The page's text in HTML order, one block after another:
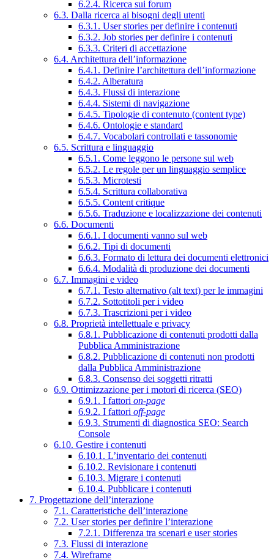
6.2.4. Ricerca sui forum
6.3. Dalla ricerca ai bisogni degli utenti
6.3.1. User stories per definire i contenuti
6.3.2. Job stories per definire i contenuti
6.3.3. Criteri di accettazione
6.4. Architettura dell’informazione
6.4.1. Definire l’architettura dell’informazione
6.4.2. Alberatura
6.4.3. Flussi di interazione
6.4.4. Sistemi di navigazione
6.4.5. Tipologie di contenuto (content type)
6.4.6. Ontologie e standard
6.4.7. Vocabolari controllati e tassonomie
6.5. Scrittura e linguaggio
6.5.1. Come leggono le persone sul web
6.5.2. Le regole per un linguaggio semplice
6.5.3. Microtesti
6.5.4. Scrittura collaborativa
6.5.5. Content critique
6.5.6. Traduzione e localizzazione dei contenuti
6.6. Documenti
6.6.1. I documenti vanno sul web
6.6.2. Tipi di documenti
6.6.3. Formato di lettura dei documenti elettronici
6.6.4. Modalità di produzione dei documenti
6.7. Immagini e video
6.7.1. Testo alternativo (alt text) per le immagini
6.7.2. Sottotitoli per i video
6.7.3. Trascrizioni per i video
6.8. Proprietà intellettuale e privacy
6.8.1. Pubblicazione di contenuti prodotti dalla
Pubblica Amministrazione
6.8.2. Pubblicazione di contenuti non prodotti
dalla Pubblica Amministrazione
6.8.3. Consenso dei soggetti ritratti
6.9. Ottimizzazione per i motori di ricerca (SEO)
6.9.1. I fattori on-page
6.9.2. I fattori off-page
6.9.3. Strumenti di diagnostica SEO: Search
Console
6.10. Gestire i contenuti
6.10.1. L’inventario dei contenuti
6.10.2. Revisionare i contenuti
6.10.3. Migrare i contenuti
6.10.4. Pubblicare i contenuti
7. Progettazione dell’interazione
7.1. Caratteristiche dell’interazione
7.2. User stories per definire l’interazione
7.2.1. Differenza tra scenari e user stories
7.3. Flussi di interazione
7.4. Wireframe